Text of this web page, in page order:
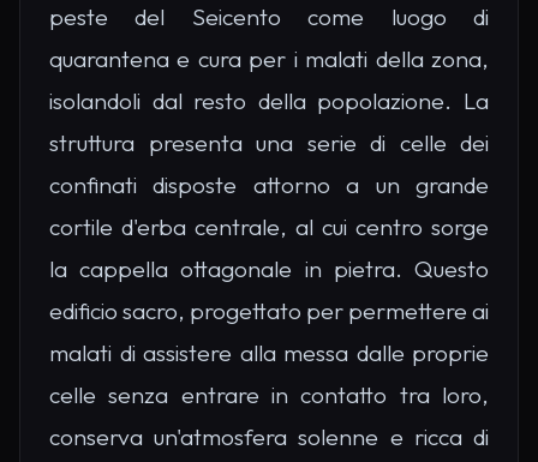
peste del Seicento come luogo di
quarantena e cura per i malati della zona,
isolandoli dal resto della popolazione. La
struttura presenta una serie di celle dei
confinati disposte attorno a un grande
cortile d'erba centrale, al cui centro sorge
la cappella ottagonale in pietra. Questo
edificio sacro, progettato per permettere ai
malati di assistere alla messa dalle proprie
celle senza entrare in contatto tra loro,
conserva un'atmosfera solenne e ricca di